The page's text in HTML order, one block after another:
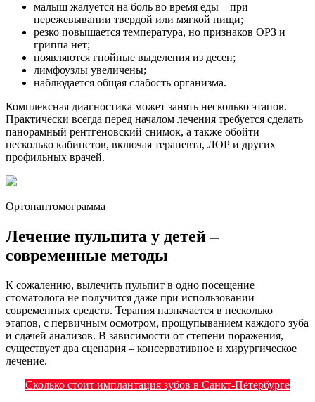
малыш жалуется на боль во время еды – при
пережевывании твердой или мягкой пищи;
резко повышается температура, но признаков ОРЗ и
гриппа нет;
появляются гнойные выделения из десен;
лимфоузлы увеличены;
наблюдается общая слабость организма.
Комплексная диагностика может занять несколько этапов.
Практически всегда перед началом лечения требуется сделать
панорамный рентгеновский снимок, а также обойти
несколько кабинетов, включая терапевта, ЛОР и других
профильных врачей.
Ортопантомограмма
Лечение пульпита у детей –
современные методы
К сожалению, вылечить пульпит в одно посещение
стоматолога не получится даже при использовании
современных средств. Терапия назначается в несколько
этапов, с первичным осмотром, прощупыванием каждого зуба
и сдачей анализов. В зависимости от степени поражения,
существует два сценария – консервативное и хирургическое
лечение.
Сколько стоит имплантация зубов в Санкт-Петербурге